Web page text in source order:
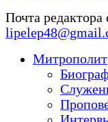
Почта редактора
Митрополит